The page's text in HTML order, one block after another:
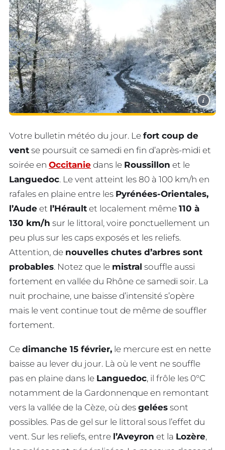
i
Votre bulletin météo du jour. Le fort coup de
vent se poursuit ce samedi en fin d’après-midi et
soirée en Occitanie dans le Roussillon et le
Languedoc. Le vent atteint les 80 à 100 km/h en
rafales en plaine entre les Pyrénées-Orientales,
l’Aude et l’Hérault et localement même 110 à
130 km/h sur le littoral, voire ponctuellement un
peu plus sur les caps exposés et les reliefs.
Attention, de nouvelles chutes d’arbres sont
probables. Notez que le mistral souffle aussi
fortement en vallée du Rhône ce samedi soir. La
nuit prochaine, une baisse d’intensité s’opère
mais le vent continue tout de même de souffler
fortement.
Ce dimanche 15 février, le mercure est en nette
baisse au lever du jour. Là où le vent ne souffle
pas en plaine dans le Languedoc, il frôle les 0°C
notamment de la Gardonnenque en remontant
vers la vallée de la Cèze, où des gelées sont
possibles. Pas de gel sur le littoral sous l’effet du
vent. Sur les reliefs, entre l’Aveyron et la Lozère,